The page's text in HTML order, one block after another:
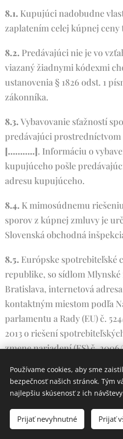
8.1. Kupujúci nadobudne
zaplatením celej kúpnej ceny
8.2. Predávajúci nie je vo
viazaný žiadnymi kódexmi
ustanovenia § 1826 odst. 1
zákonníka.
8.3. Vybavovanie sťažností
predávajúci
[………..]. Informáciu o
kupujúceho pošle
adresu kupujúceho.
8.4. K mimosúdnemu
sporov z kúpnej zmluvy je
Slovenská obchodná
8.5. Európske spotrebiteľské
republike, so sídlom Mlynské
Bratislava, internetová
kontaktným miestom podľa
parlamentu a Rady (EU) č.
2013 o riešení
zmene nariadení (ES) č.
sporov on-line).
základe živnostenského
kontrolu vykonáva v rámci
Používame cookies, aby sme
bezpečnosť našich stránok. Tým
najlepšiu skúsenosť z ich
Prijať nevyhnutné Prijať